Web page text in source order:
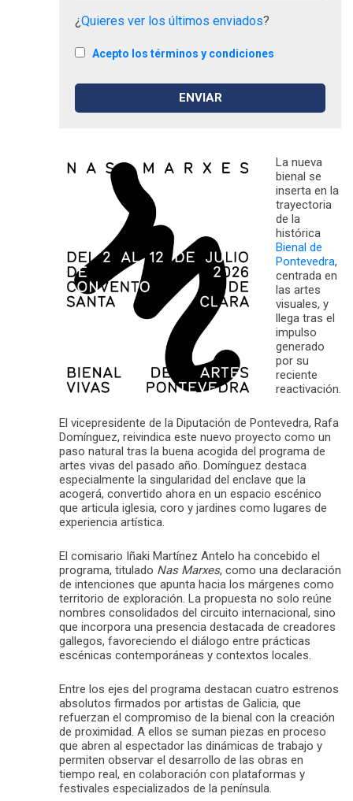
¿Quieres ver los últimos enviados?
Acepto los términos y condiciones
La nueva
bienal se
inserta en la
trayectoria
de la
histórica
Bienal de
Pontevedra,
centrada en
las artes
visuales, y
llega tras el
impulso
generado
por su
reciente
reactivación.
El vicepresidente de la Diputación de Pontevedra, Rafa
Domínguez, reivindica este nuevo proyecto como un
paso natural tras la buena acogida del programa de
artes vivas del pasado año. Domínguez destaca
especialmente la singularidad del enclave que la
acogerá, convertido ahora en un espacio escénico
que articula iglesia, coro y jardines como lugares de
experiencia artística.
El comisario Iñaki Martínez Antelo ha concebido el
programa, titulado Nas Marxes, como una declaración
de intenciones que apunta hacia los márgenes como
territorio de exploración. La propuesta no solo reúne
nombres consolidados del circuito internacional, sino
que incorpora una presencia destacada de creadores
gallegos, favoreciendo el diálogo entre prácticas
escénicas contemporáneas y contextos locales.
Entre los ejes del programa destacan cuatro estrenos
absolutos firmados por artistas de Galicia, que
refuerzan el compromiso de la bienal con la creación
de proximidad. A ellos se suman piezas en proceso
que abren al espectador las dinámicas de trabajo y
permiten observar el desarrollo de las obras en
tiempo real, en colaboración con plataformas y
festivales especializados de la península.